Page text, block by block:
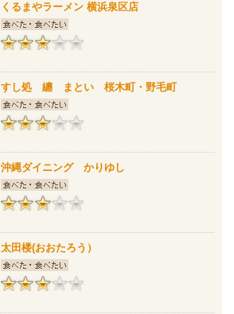
くるまやラーメン 横浜泉区店
すし処 纏 まとい 桜木町・野毛町
沖縄ダイニング かりゆし
太田楼(おおたろう）